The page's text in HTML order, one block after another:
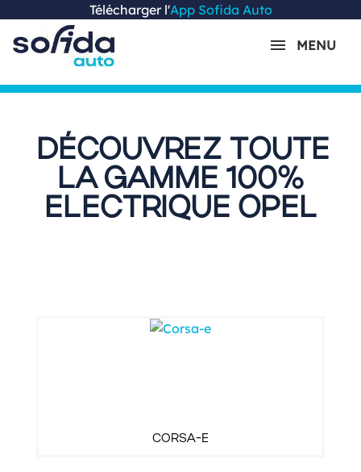
Télécharger l'App Sofida Auto
MENU
DÉCOUVREZ TOUTE
LA GAMME 100%
ELECTRIQUE OPEL
CORSA-E